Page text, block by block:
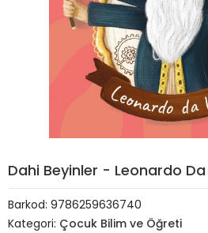
Dahi Beyinler - Leonardo
Barkod: 9786259636740
Kategori: Çocuk Bilim ve Öğreti